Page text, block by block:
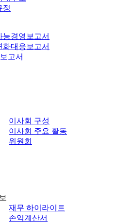
정
능경영보고서
화대응보고서
고서
이사회 구성
이사회 주요 활동
위원회
재무 하이라이트
손익계산서